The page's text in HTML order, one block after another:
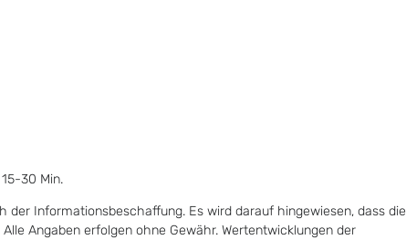
30 Min.
Informationsbeschaffung. Es wird darauf hingewiesen, dass die
Angaben erfolgen ohne Gewähr. Wertentwicklungen der